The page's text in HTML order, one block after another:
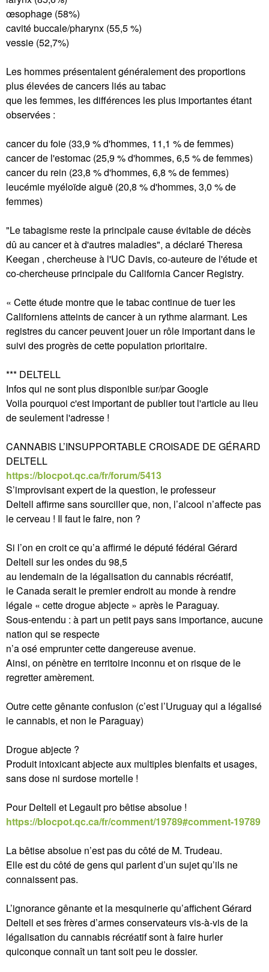
œsophage (58%)
cavité buccale/pharynx (55,5 %)
vessie (52,7%)
Les hommes présentaient généralement des proportions
plus élevées de cancers liés au tabac
que les femmes, les différences les plus importantes étant
observées :
cancer du foie (33,9 % d'hommes, 11,1 % de femmes)
cancer de l'estomac (25,9 % d'hommes, 6,5 % de femmes)
cancer du rein (23,8 % d'hommes, 6,8 % de femmes)
leucémie myéloïde aiguë (20,8 % d'hommes, 3,0 % de
femmes)
"Le tabagisme reste la principale cause évitable de décès
dû au cancer et à d'autres maladies", a déclaré Theresa
Keegan , chercheuse à l'UC Davis, co-auteure de l'étude et
co-chercheuse principale du California Cancer Registry.
« Cette étude montre que le tabac continue de tuer les
Californiens atteints de cancer à un rythme alarmant. Les
registres du cancer peuvent jouer un rôle important dans le
suivi des progrès de cette population prioritaire.
*** DELTELL
Infos qui ne sont plus disponible sur/par Google
Voila pourquoi c'est important de publier tout l'article au lieu
de seulement l'adresse !
CANNABIS L’INSUPPORTABLE CROISADE DE GÉRARD
DELTELL
https://blocpot.qc.ca/fr/forum/5413
S’improvisant expert de la question, le professeur
Deltell affirme sans sourciller que, non, l’alcool n’affecte pas
le cerveau ! Il faut le faire, non ?
Si l’on en croit ce qu’a affirmé le député fédéral Gérard
Deltell sur les ondes du 98,5
au lendemain de la légalisation du cannabis récréatif,
le Canada serait le premier endroit au monde à rendre
légale « cette drogue abjecte » après le Paraguay.
Sous-entendu : à part un petit pays sans importance, aucune
nation qui se respecte
n’a osé emprunter cette dangereuse avenue.
Ainsi, on pénètre en territoire inconnu et on risque de le
regretter amèrement.
Outre cette gênante confusion (c’est l’Uruguay qui a légalisé
le cannabis, et non le Paraguay)
Drogue abjecte ?
Produit intoxicant abjecte aux multiples bienfaits et usages,
sans dose ni surdose mortelle !
Pour Deltell et Legault pro bêtise absolue !
https://blocpot.qc.ca/fr/comment/19789#comment-19789
La bêtise absolue n’est pas du côté de M. Trudeau.
Elle est du côté de gens qui parlent d’un sujet qu’ils ne
connaissent pas.
L’ignorance gênante et la mesquinerie qu’affichent Gérard
Deltell et ses frères d’armes conservateurs vis-à-vis de la
légalisation du cannabis récréatif sont à faire hurler
quiconque connaît un tant soit peu le dossier.